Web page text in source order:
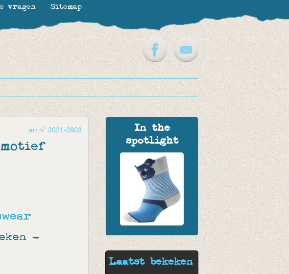
In the
spotlight
Laatst bekeken
art.n° 2021-2803
-
vragen Sitemap